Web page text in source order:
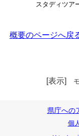
スタディツアー
概要のページへ戻
[表示]
県庁への
個